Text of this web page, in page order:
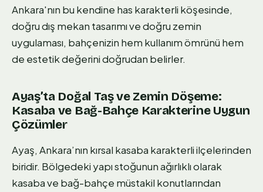
Ankara'nın bu kendine has karakterli köşesinde,
doğru dış mekan tasarımı ve doğru zemin
uygulaması, bahçenizin hem kullanım ömrünü hem
de estetik değerini doğrudan belirler.
Ayaş’ta Doğal Taş ve Zemin Döşeme:
Kasaba ve Bağ-Bahçe Karakterine Uygun
Çözümler
Ayaş, Ankara’nın kırsal kasaba karakterli ilçelerinden
biridir. Bölgedeki yapı stoğunun ağırlıklı olarak
kasaba ve bağ-bahçe müstakil konutlarından